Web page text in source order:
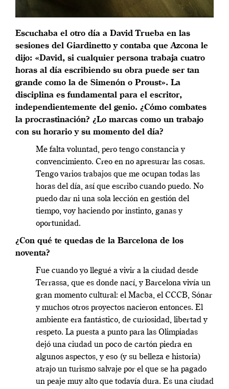
Escuchaba el otro día a David Trueba en las
sesiones del Giardinetto y contaba que Azcona le
dijo: «David, si cualquier persona trabaja cuatro
horas al día escribiendo su obra puede ser tan
grande como la de Simenón o Proust». La
disciplina es fundamental para el escritor,
independientemente del genio. ¿Cómo combates
la procrastinación? ¿Lo marcas como un trabajo
con su horario y su momento del día?
Me falta voluntad, pero tengo constancia y
convencimiento. Creo en no apresurar las cosas.
Tengo varios trabajos que me ocupan todas las
horas del día, así que escribo cuando puedo. No
puedo dar ni una sola lección en gestión del
tiempo, voy haciendo por instinto, ganas y
oportunidad.
¿Con qué te quedas de la Barcelona de los
noventa?
Fue cuando yo llegué a vivir a la ciudad desde
Terrassa, que es donde nací, y Barcelona vivía un
gran momento cultural: el Macba, el CCCB, Sónar
y muchos otros proyectos nacieron entonces. El
ambiente era fantástico, de curiosidad, libertad y
respeto. La puesta a punto para las Olimpiadas
dejó una ciudad un poco de cartón piedra en
algunos aspectos, y eso (y su belleza e historia)
atrajo un turismo salvaje por el que se ha pagado
un peaje muy alto que todavía dura. Es una ciudad